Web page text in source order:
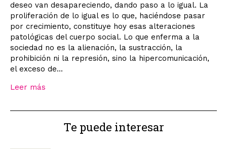
deseo van desapareciendo, dando paso a lo igual. La
proliferación de lo igual es lo que, haciéndose pasar
por crecimiento, constituye hoy esas alteraciones
patológicas del cuerpo social. Lo que enferma a la
sociedad no es la alienación, la sustracción, la
prohibición ni la represión, sino la hipercomunicación,
el exceso de...
Leer más
Te puede interesar